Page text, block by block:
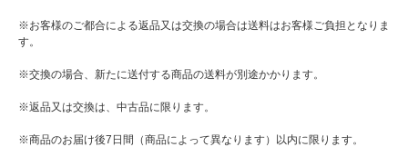
※お客様のご都合による返品又は交換の場合は送料はお客様ご負担となりま
す。
※交換の場合、新たに送付する商品の送料が別途かかります。
※返品又は交換は、中古品に限ります。
※商品のお届け後7日間（商品によって異なります）以内に限ります。